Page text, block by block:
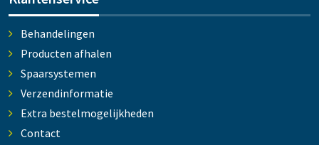
Behandelingen
Producten afhalen
Spaarsystemen
Verzendinformatie
Extra bestelmogelijkheden
Contact